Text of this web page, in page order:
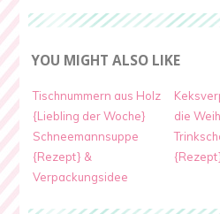
YOU MIGHT ALSO LIKE
Tischnummern aus Holz
{Liebling der Woche}
die
Schneemannsuppe
{Rezept} &
Verpackungsidee